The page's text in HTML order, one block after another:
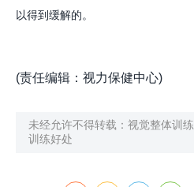
以得到缓解的。
(责任编辑：视力保健中心)
未经允许不得转载： 视觉整体训练
训练好处